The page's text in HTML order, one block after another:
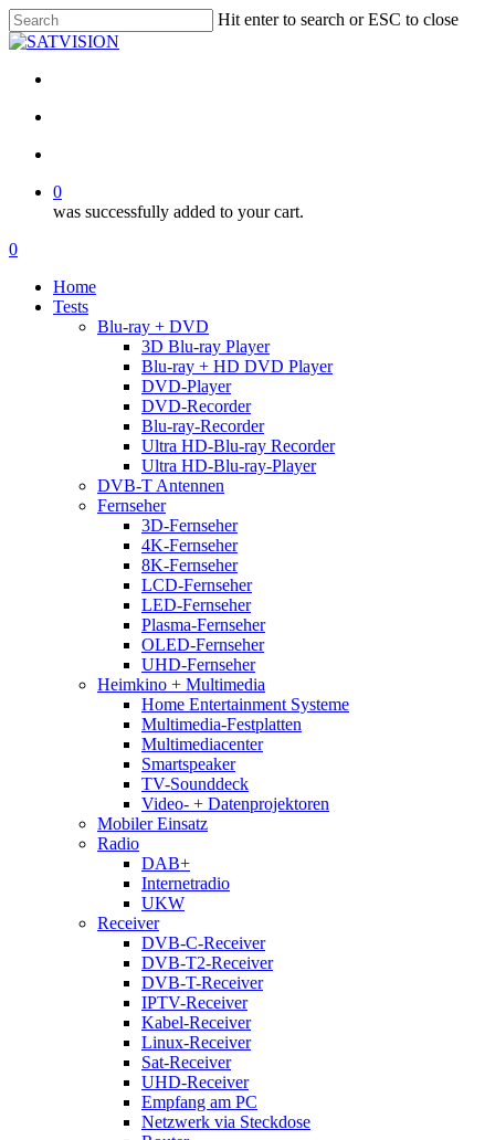
Skip
to
content
Hit enter to search or ESC to close
Close
0
was successfully added to your cart.
Menu
search
account
0
Home
Tests
Blu-ray + DVD
3D Blu-ray Player
Blu-ray + HD DVD Player
DVD-Player
DVD-Recorder
Blu-ray-Recorder
Ultra HD-Blu-ray Recorder
Ultra HD-Blu-ray-Player
DVB-T Antennen
Fernseher
3D-Fernseher
4K-Fernseher
8K-Fernseher
LCD-Fernseher
LED-Fernseher
Plasma-Fernseher
OLED-Fernseher
UHD-Fernseher
Heimkino + Multimedia
Home Entertainment Systeme
Multimedia-Festplatten
Multimediacenter
Smartspeaker
TV-Sounddeck
Video- + Datenprojektoren
Mobiler Einsatz
Radio
DAB+
Internetradio
UKW
Receiver
DVB-C-Receiver
DVB-T2-Receiver
DVB-T-Receiver
IPTV-Receiver
Kabel-Receiver
Linux-Receiver
Sat-Receiver
UHD-Receiver
Empfang am PC
Netzwerk via Steckdose